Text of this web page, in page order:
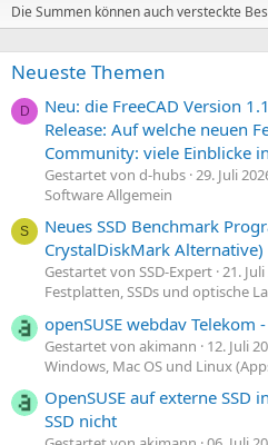
Die Summen können auch versteckte
Neueste Themen
D
Neu: die FreeCAD Version
Release: Auf welche neuen
Community: viele Einblicke
Gestartet von d-hubs 29. Juli
Software Allgemein
S
Neues SSD Benchmark
CrystalDiskMark Alternative)
Gestartet von SSD-Expert 21.
Festplatten, SSDs und optische
openSUSE webdav Telekom
Gestartet von akimann 12. Juli
Windows, Mac OS und Linux
OpenSUSE auf externe
SSD nicht